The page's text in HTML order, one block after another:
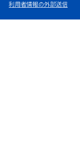
利用者情報の外部送信